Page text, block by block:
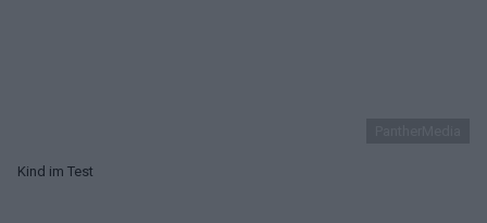
Kind im Test